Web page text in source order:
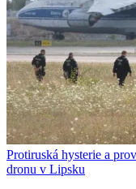
Protiruská hysterie a
dronu v Lipsku